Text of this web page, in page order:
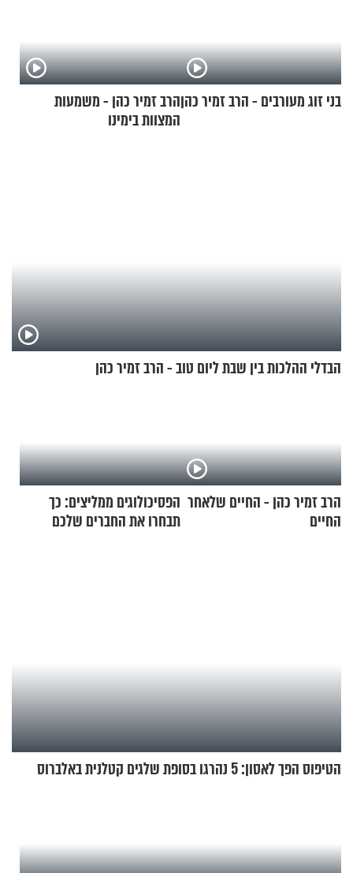
בני זוג מעורבים - הרב זמיר כהןהרב זמיר כהן - משמעות
המצוות בימינו
הבדלי ההלכות בין שבת ליום טוב - הרב זמיר כהן
הרב זמיר כהן - החיים שלאחר
החיים
הפסיכולוגים ממליצים: כך
תבחרו את החברים שלכם
הטיפוס הפך לאסון: 5 נהרגו בסופת שלגים קטלנית באלברוס